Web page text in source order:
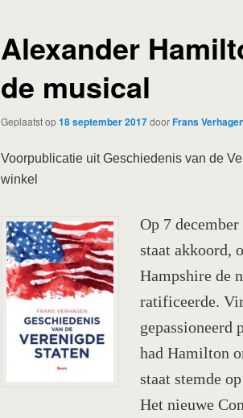
Alexander
de musical
Geplaatst op18 september 2017doorFrans
Voorpublicatie uit Geschiedenis van de
winkel
Op 7
staat akkoord,
Hampshire de
ratificeerde.
gepassioneerd
had Hamilton
staat stemde
Het nieuwe